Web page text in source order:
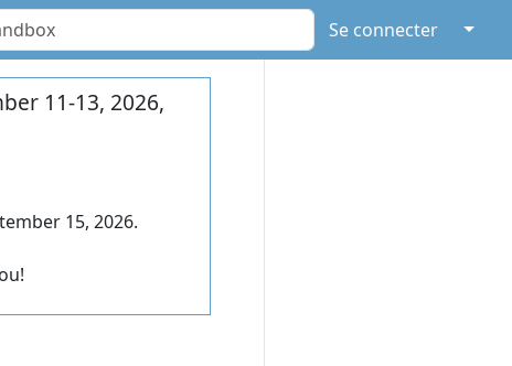
Se connecter ↓
11-13, 2026,
15, 2026.